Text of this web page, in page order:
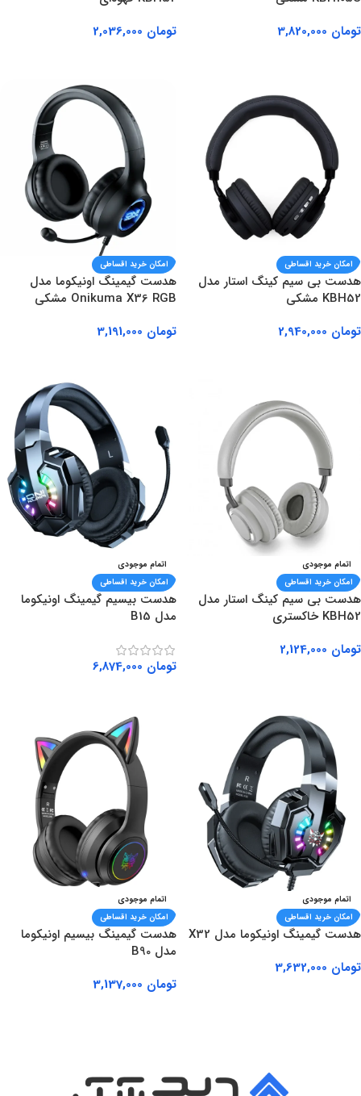
تومان
تومان
امکان خرید اقساطی
هدست بی سیم کینگ استار مدل
KBH52 مشکی
تومان
امکان خرید اقساطی
هدست گیمینگ اونیکوما مدل
Onikuma X36 RGB مشکی
تومان
اتمام موجودی
امکان خرید اقساطی
هدست بی سیم کینگ استار مدل
KBH52 خاکستری
تومان
اتمام موجودی
امکان خرید اقساطی
هدست بیسیم گیمینگ اونیکوما
مدل B15
تومان
اتمام موجودی
امکان خرید اقساطی
هدست گیمینگ اونیکوما مدل X32
تومان
اتمام موجودی
امکان خرید اقساطی
هدست گیمینگ بیسیم اونیکوما
مدل B90
تومان